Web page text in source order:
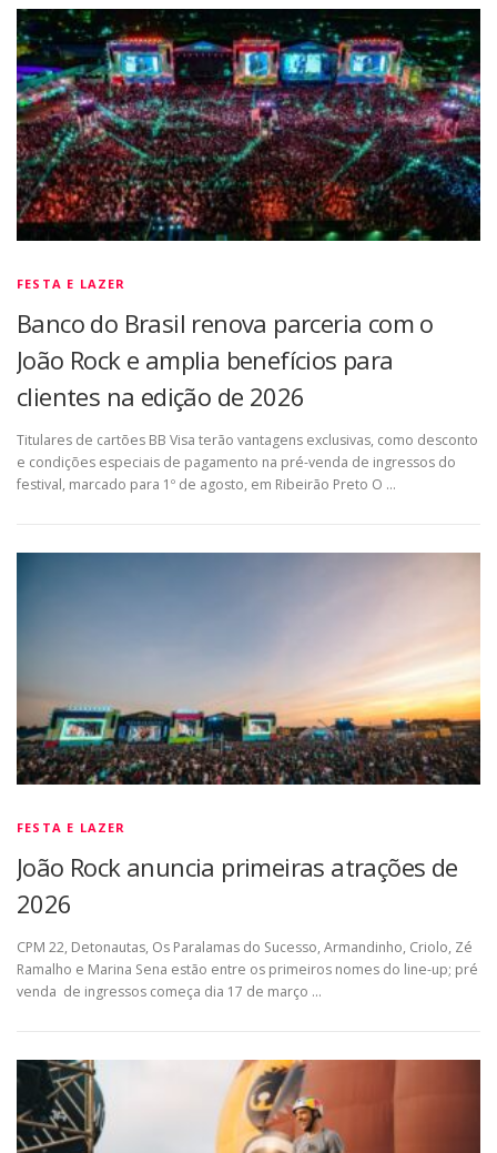
FESTA E LAZER
Banco do Brasil renova parceria com o
João Rock e amplia benefícios para
clientes na edição de 2026
Titulares de cartões BB Visa terão vantagens exclusivas, como desconto
e condições especiais de pagamento na pré-venda de ingressos do
festival, marcado para 1º de agosto, em Ribeirão Preto O …
FESTA E LAZER
João Rock anuncia primeiras atrações de
2026
CPM 22, Detonautas, Os Paralamas do Sucesso, Armandinho, Criolo, Zé
Ramalho e Marina Sena estão entre os primeiros nomes do line-up; pré
venda de ingressos começa dia 17 de março …